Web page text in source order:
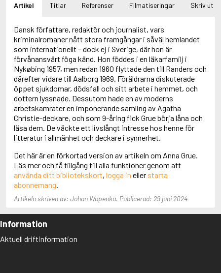
Adnan, Etel
Adolfsson, Evert
Adolfsson, Gunnar
Adolfsson, Josefine
Adolfsson, Maria
Adolphsen, Peter
Artikel Titlar Referenser Filmatiseringar Skriv ut
Dansk författare, redaktör och journalist, vars
kriminalromaner nått stora framgångar i såväl hemlandet
som internationellt – dock ej i Sverige, där hon är
förvånansvärt föga känd. Hon föddes i en läkarfamilj i
Nykøbing 1957, men redan 1960 flyttade den till Randers och
därefter vidare till Aalborg 1969. Föräldrarna diskuterade
öppet sjukdomar, dödsfall och sitt arbete i hemmet, och
dottern lyssnade. Dessutom hade en av moderns
arbetskamrater en imponerande samling av Agatha
Christie-deckare, och som 9-åring fick Grue börja låna och
läsa dem. De väckte ett livslångt intresse hos henne för
litteratur i allmänhet och deckare i synnerhet.
Det här är en förkortad version av artikeln om Anna Grue.
Läs mer och få tillgång till alla funktioner genom att
använda ditt bibliotekskort, logga in eller starta
abonnemang
Artikeln skriven av: Johan Wopenka. Publicerad: 29 juni 2024
Information
Aktuell driftinformation